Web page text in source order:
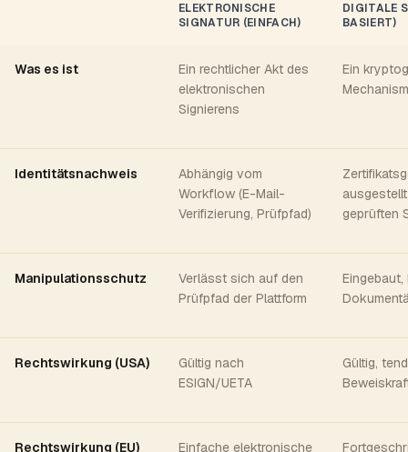
ELEKTRONISCHE
SIGNATUR (EINFACH)
DIGITALE
BASIERT)
Was es ist
Ein rechtlicher Akt des
elektronischen
Signierens
Ein
Identitätsnachweis
Abhängig vom
Workflow (E-Mail-
Verifizierung, Prüfpfad)
geprüften
Manipulationsschutz
Verlässt sich auf den
Prüfpfad der Plattform
Rechtswirkung (USA)
Gültig nach
ESIGN/UETA
Gültig,
Rechtswirkung (EU)
Einfache elektronische